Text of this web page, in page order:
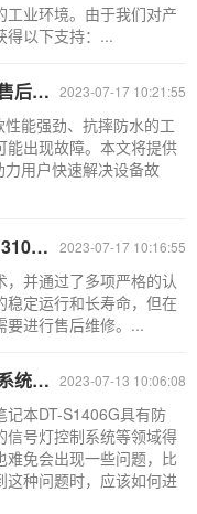
业环境。由于我们对产
得以下支持：...
2023-07-17 10:21:55
南
能强劲、抗摔防水的工
能出现故障。本文将提供
用户快速解决设备故
2023-07-17 10:16:55
测
并通过了多项严格的认
定运行和长寿命，但在
要进行售后维修。...
2023-07-13 10:06:08
问题？
本DT-S1406G具有防
信号灯控制系统等领域得
免会出现一些问题，比
这种问题时，应该如何进